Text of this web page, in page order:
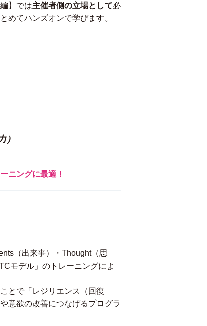
】では主催者側の立場として必
めてハンズオンで学びます。
）
ニングに最適！
（出来事）・Thought（思
モデル」のトレーニングによ
とで「レジリエンス（回復
意欲の改善につなげるプログラ